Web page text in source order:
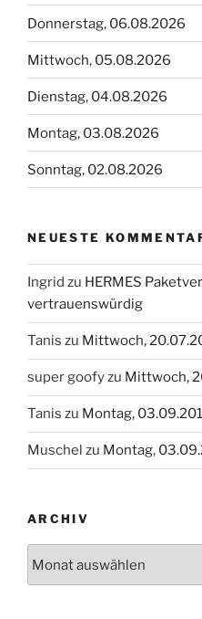
Donnerstag, 06.08.2026
Mittwoch, 05.08.2026
Dienstag, 04.08.2026
Montag, 03.08.2026
Sonntag, 02.08.2026
NEUESTE
Ingrid zu HERMES
vertrauenswürdig
Tanis zu Mittwoch,
super goofyzu Mittwoch,
Tanis zu Montag,
Muschel zu Montag,
ARCHIV